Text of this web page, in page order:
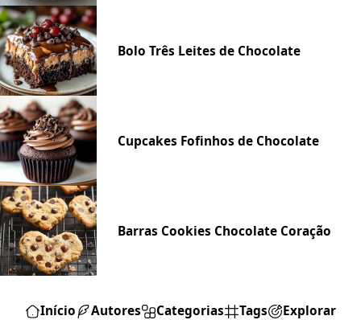
Bolo Três Leites de Chocolate
Cupcakes Fofinhos de Chocolate
Barras Cookies Chocolate Coração
Início Autores Categorias Tags Explorar